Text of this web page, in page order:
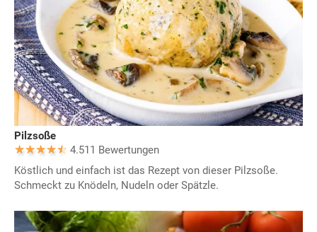
Pilzsoße
4.511 Bewertungen
Köstlich und einfach ist das Rezept von dieser Pilzsoße.
Schmeckt zu Knödeln, Nudeln oder Spätzle.